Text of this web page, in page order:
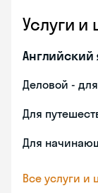
Услуги и
Английский
Деловой -
Для
Для
Все услуги и